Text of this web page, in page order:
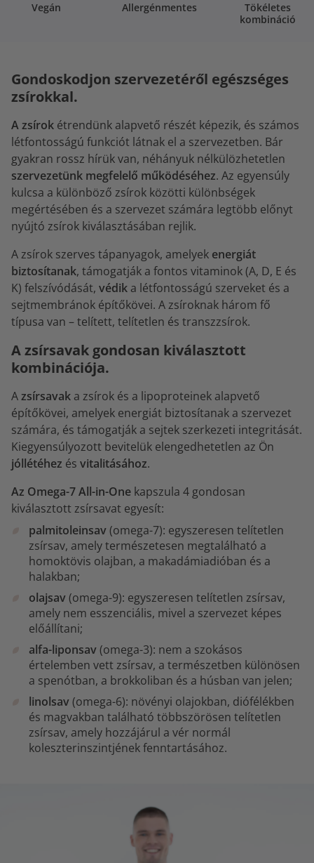
Vegán Allergénmentes
Tökéletes
kombináció
Gondoskodjon szervezetéről egészséges
zsírokkal.
A zsírok étrendünk alapvető részét képezik, és számos
létfontosságú funkciót látnak el a szervezetben. Bár
gyakran rossz hírük van, néhányuk nélkülözhetetlen
szervezetünk megfelelő működéséhez. Az egyensúly
kulcsa a különböző zsírok közötti különbségek
megértésében és a szervezet számára legtöbb előnyt
nyújtó zsírok kiválasztásában rejlik.
A zsírok szerves tápanyagok, amelyek energiát
biztosítanak, támogatják a fontos vitaminok (A, D, E és
K) felszívódását, védik a létfontosságú szerveket és a
sejtmembránok építőkövei. A zsíroknak három fő
típusa van – telített, telítetlen és transzzsírok.
A zsírsavak gondosan kiválasztott
kombinációja.
Azsírsavak a zsírok és a lipoproteinek alapvető
építőkövei, amelyek energiát biztosítanak a szervezet
számára, és támogatják a sejtek szerkezeti integritását.
Kiegyensúlyozott bevitelük elengedhetetlen az Ön
jóllétéhez és vitalitásához.
Az Omega-7 All-in-One kapszula 4 gondosan
kiválasztott zsírsavat egyesít:
palmitoleinsav(omega-7): egyszeresen telítetlen
zsírsav, amely természetesen megtalálható a
homoktövis olajban, a makadámiadióban és a
halakban;
olajsav(omega-9): egyszeresen telítetlen zsírsav,
amely nem esszenciális, mivel a szervezet képes
előállítani;
alfa-liponsav(omega-3): nem a szokásos
értelemben vett zsírsav, a természetben különösen
a spenótban, a brokkoliban és a húsban van jelen;
linolsav(omega-6): növényi olajokban, diófélékben
és magvakban található többszörösen telítetlen
zsírsav, amely hozzájárul a vér normál
koleszterinszintjének fenntartásához.